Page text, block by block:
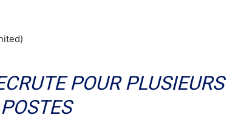
POUR PLUSIEURS
POSTES